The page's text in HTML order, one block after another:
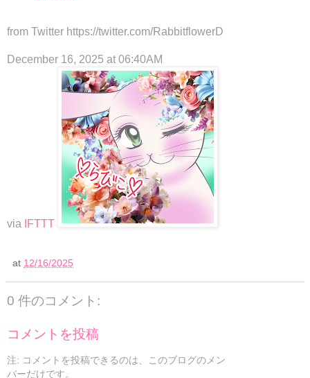
from Twitter https://twitter.com/RabbitflowerD
December 16, 2025 at 06:40AM
via IFTTT
at 12/16/2025
0 件のコメント:
コメントを投稿
注: コメントを投稿できるのは、このブログのメン
バーだけです。